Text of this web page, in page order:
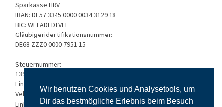
Wir benutzen Cookies und Analysetools, um
Dir das bestmögliche Erlebnis beim Besuch
Sparkasse HRV
IBAN: DE57 3345 0000 0034 3129 18
BIC: WELADED1VEL
Gläubigeridentifikationsnummer:
DE68 ZZZ0 0000 7951 15
Steuernummer:
139/5234/3050
Finanzamt:
Velbert
Links: